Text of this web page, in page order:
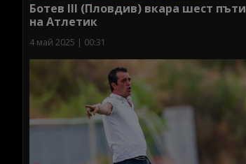
Ботев III (Пловдив) вкара шест пъти
на Атлетик
4 май 2025 | 00:31